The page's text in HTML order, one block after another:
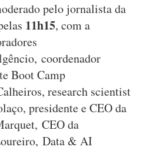
pelo jornalista da
11h15, com a
coordenador
Boot Camp
research scientist
presidente e CEO da
CEO da
Data & AI